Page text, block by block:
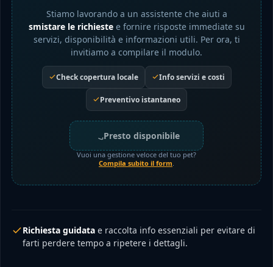
Stiamo lavorando a un assistente che aiuti a
smistare le richiestee fornire risposte immediate su
servizi, disponibilità e informazioni utili. Per ora, ti
invitiamo a compilare il modulo.
Check copertura locale Info servizi e costi
Preventivo istantaneo
Presto disponibile
Vuoi una gestione veloce del tuo pet?
Compila subito il form
Richiesta guidata e raccolta info essenziali per evitare di
farti perdere tempo a ripetere i dettagli.